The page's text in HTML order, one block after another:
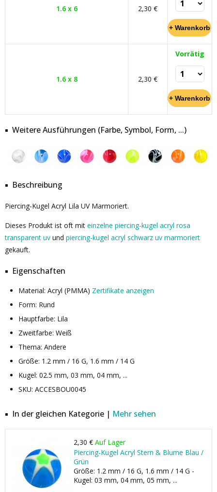
1.6 x 6 2,30 €
1.6 x 8 2,30 €
Vorrätig
Weitere Ausführungen (Farbe, Symbol, Form, ...)
Beschreibung
Piercing-Kugel Acryl Lila UV Marmoriert.
Dieses Produkt ist oft mit einzelne piercing-kugel acryl rosa
transparent uv und piercing-kugel acryl schwarz uv marmoriert
gekauft.
Eigenschaften
Material: Acryl (PMMA) Zertifikate anzeigen
Form: Rund
Hauptfarbe: Lila
Zweitfarbe: Weiß
Thema: Andere
Größe: 1.2 mm / 16 G, 1.6 mm / 14 G
Kugel: 02.5 mm, 03 mm, 04 mm, ...
SKU: ACCESBOU0045
In der gleichen Kategorie | Mehr sehen
2,30 € Auf Lager
Piercing-Kugel Acryl Stern & Blume Blau /
Grün
Größe: 1.2 mm / 16 G, 1.6 mm / 14 G -
Kugel: 03 mm, 04 mm, 05 mm, ...